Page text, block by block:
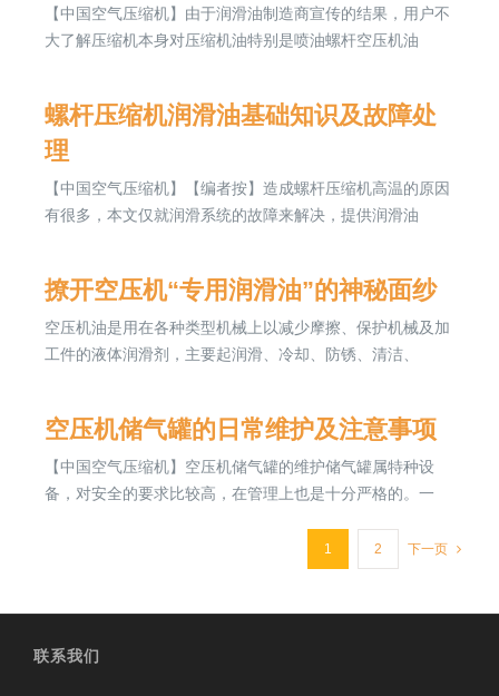
【中国空气压缩机】由于润滑油制造商宣传的结果，用户不
大了解压缩机本身对压缩机油特别是喷油螺杆空压机油
螺杆压缩机润滑油基础知识及故障处
理
【中国空气压缩机】【编者按】造成螺杆压缩机高温的原因
有很多，本文仅就润滑系统的故障来解决，提供润滑油
撩开空压机“专用润滑油”的神秘面纱
空压机油是用在各种类型机械上以减少摩擦、保护机械及加
工件的液体润滑剂，主要起润滑、冷却、防锈、清洁、
空压机储气罐的日常维护及注意事项
【中国空气压缩机】空压机储气罐的维护储气罐属特种设
备，对安全的要求比较高，在管理上也是十分严格的。一
1 2 下一页
联系我们